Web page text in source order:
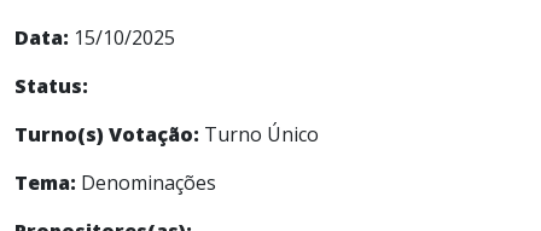
Data: 15/10/2025
Status:
Turno(s) Votação: Turno Único
Tema: Denominações